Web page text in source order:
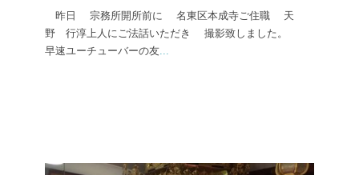
昨日 宗務所開所前に 名東区本成寺ご住職 天
野 行淳上人にご法話いただき 撮影致しました。
早速ユーチューバーの友...